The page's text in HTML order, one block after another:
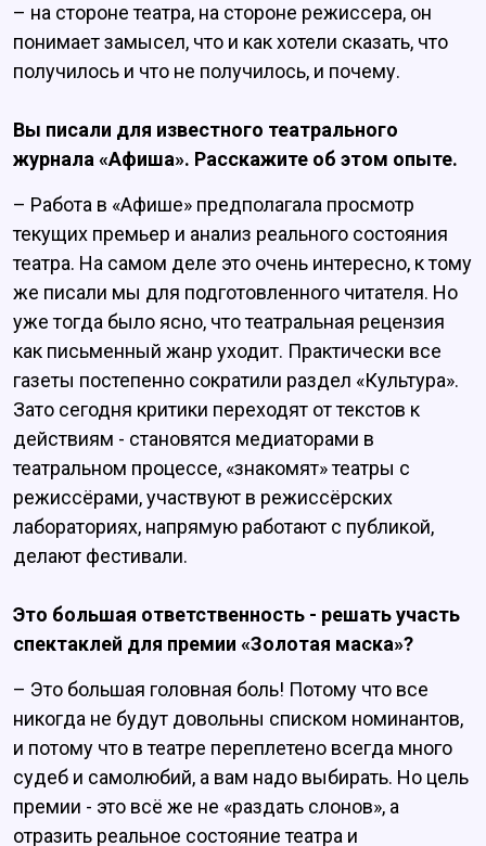
– на стороне театра, на стороне режиссера, он
понимает замысел, что и как хотели сказать, что
получилось и что не получилось, и почему.
Вы писали для известного театрального
журнала «Афиша». Расскажите об этом опыте.
– Работа в «Афише» предполагала просмотр
текущих премьер и анализ реального состояния
театра. На самом деле это очень интересно, к тому
же писали мы для подготовленного читателя. Но
уже тогда было ясно, что театральная рецензия
как письменный жанр уходит. Практически все
газеты постепенно сократили раздел «Культура».
Зато сегодня критики переходят от текстов к
действиям - становятся медиаторами в
театральном процессе, «знакомят» театры с
режиссёрами, участвуют в режиссёрских
лабораториях, напрямую работают с публикой,
делают фестивали.
Это большая ответственность - решать участь
спектаклей для премии «Золотая маска»?
– Это большая головная боль! Потому что все
никогда не будут довольны списком номинантов,
и потому что в театре переплетено всегда много
судеб и самолюбий, а вам надо выбирать. Но цель
премии - это всё же не «раздать слонов», а
отразить реальное состояние театра и